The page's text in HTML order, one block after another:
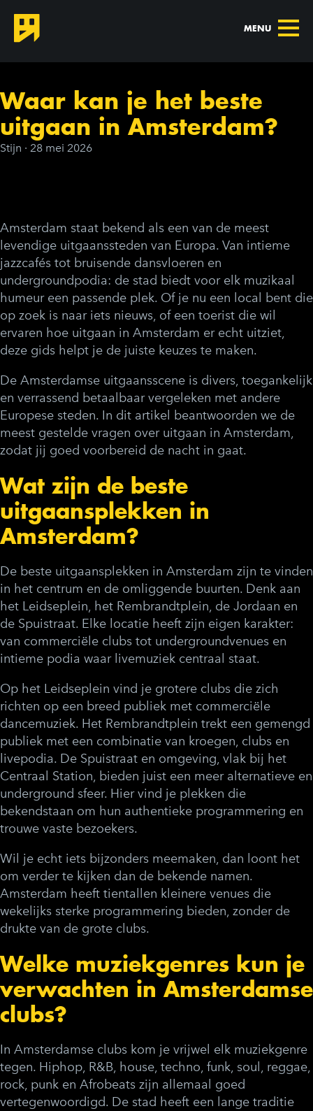
MENU
Waar kan je het beste
uitgaan in Amsterdam?
Stijn · 28 mei 2026
Amsterdam staat bekend als een van de meest
levendige uitgaanssteden van Europa. Van intieme
jazzcafés tot bruisende dansvloeren en
undergroundpodia: de stad biedt voor elk muzikaal
humeur een passende plek. Of je nu een local bent die
op zoek is naar iets nieuws, of een toerist die wil
ervaren hoe uitgaan in Amsterdam er echt uitziet,
deze gids helpt je de juiste keuzes te maken.
De Amsterdamse uitgaansscene is divers, toegankelijk
en verrassend betaalbaar vergeleken met andere
Europese steden. In dit artikel beantwoorden we de
meest gestelde vragen over uitgaan in Amsterdam,
zodat jij goed voorbereid de nacht in gaat.
Wat zijn de beste
uitgaansplekken in
Amsterdam?
De beste uitgaansplekken in Amsterdam zijn te vinden
in het centrum en de omliggende buurten. Denk aan
het Leidseplein, het Rembrandtplein, de Jordaan en
de Spuistraat. Elke locatie heeft zijn eigen karakter:
van commerciële clubs tot undergroundvenues en
intieme podia waar livemuziek centraal staat.
Op het Leidseplein vind je grotere clubs die zich
richten op een breed publiek met commerciële
dancemuziek. Het Rembrandtplein trekt een gemengd
publiek met een combinatie van kroegen, clubs en
livepodia. De Spuistraat en omgeving, vlak bij het
Centraal Station, bieden juist een meer alternatieve en
underground sfeer. Hier vind je plekken die
bekendstaan om hun authentieke programmering en
trouwe vaste bezoekers.
Wil je echt iets bijzonders meemaken, dan loont het
om verder te kijken dan de bekende namen.
Amsterdam heeft tientallen kleinere venues die
wekelijks sterke programmering bieden, zonder de
drukte van de grote clubs.
Welke muziekgenres kun je
verwachten in Amsterdamse
clubs?
In Amsterdamse clubs kom je vrijwel elk muziekgenre
tegen. Hiphop, R&B, house, techno, funk, soul, reggae,
rock, punk en Afrobeats zijn allemaal goed
vertegenwoordigd. De stad heeft een lange traditie